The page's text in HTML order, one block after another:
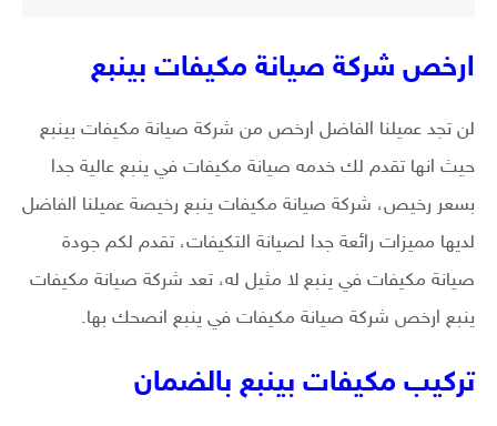
ارخص شركة صيانة مكيفات بينبع
لن تجد عميلنا الفاضل ارخص من شركة صيانة مكيفات بينبع
حيث انها تقدم لك خدمه صيانة مكيفات في ينبع عالية جدا
بسعر رخيص، شركة صيانة مكيفات ينبع رخيصة عميلنا الفاضل
لديها مميزات رائعة جدا لصيانة التكيفات، تقدم لكم جودة
صيانة مكيفات في ينبع لا مثيل له، تعد شركة صيانة مكيفات
ينبع ارخص شركة صيانة مكيفات في ينبع انصحك بها.
تركيب مكيفات بينبع بالضمان